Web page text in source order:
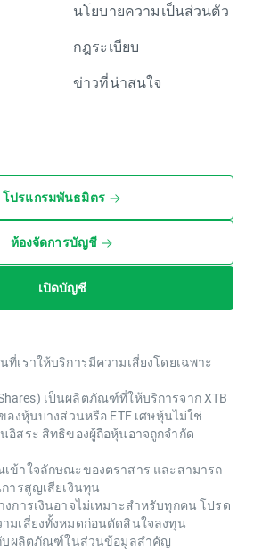
นโยบายความเป็นส่วนตัว
กฎระเบียบ
ข่าวที่น่าสนใจ
โปรแกรมพันธมิตร
ห้องจัดการบัญชี
เปิดบัญชี
เราให้บริการมีความเสี่ยงโดยเฉพาะ
เป็นผลิตภัณฑ์ที่ให้บริการจาก XTB
องหุ้นบางส่วนหรือ ETF เศษหุ้นไม่ใช่
อิสระ สิทธิของผู้ถือหุ้นอาจถูกจำกัด
ข้าใจลักษณะของตราสาร และสามารถ
ารสูญเสียเงินทุน
การเงินอาจไม่เหมาะสำหรับทุกคน โปรด
มเสี่ยงทั้งหมดก่อนตัดสินใจลงทุน
กับผลิตภัณฑ์ในส่วนข้อมูลสำคัญ